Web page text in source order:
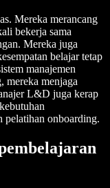
Mereka merancang
bekerja sama
Mereka juga
belajar tetap
manajemen
mereka menjaga
L&D juga kerap
pelatihan onboarding.